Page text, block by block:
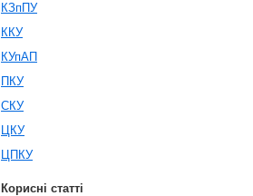
КЗпПУ
ККУ
КУпАП
ПКУ
СКУ
ЦКУ
ЦПКУ
Корисні статті